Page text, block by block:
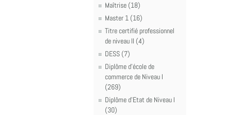
Maîtrise (18)
Master 1 (16)
Titre certifié professionnel
de niveau II (4)
DESS (7)
Diplôme d'école de
commerce de Niveau I
(269)
Diplôme d'Etat de Niveau I
(30)